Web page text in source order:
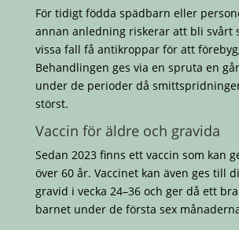
För tidigt födda spädbarn eller
annan anledning riskerar att bli svårt
vissa fall få antikroppar för att
Behandlingen ges via en spruta en
under de perioder då
störst.
Vaccin för äldre och gravida
Sedan 2023 finns ett vaccin som kan
över 60 år. Vaccinet kan även ges till
gravid i vecka 24–36 och ger då ett
barnet under de första sex